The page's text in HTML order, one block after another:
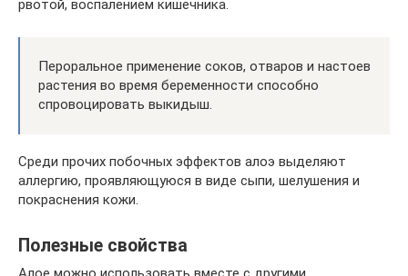
рвотой, воспалением кишечника.
Пероральное применение соков, отваров и настоев
растения во время беременности способно
спровоцировать выкидыш.
Среди прочих побочных эффектов алоэ выделяют
аллергию, проявляющуюся в виде сыпи, шелушения и
покраснения кожи.
Полезные свойства